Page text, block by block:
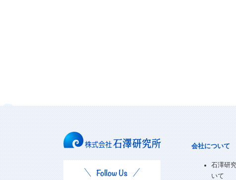
会社について
石澤研
いて